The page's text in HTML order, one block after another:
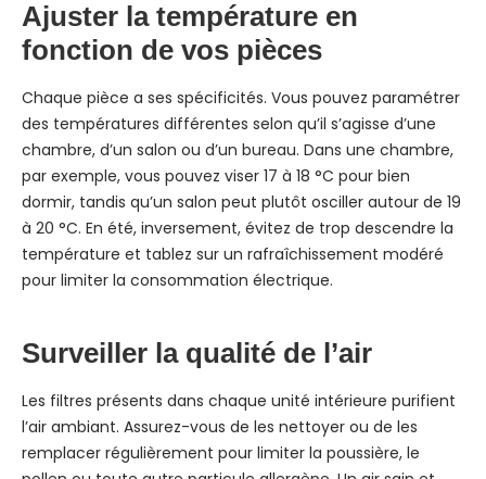
Ajuster la température en
fonction de vos pièces
Chaque pièce a ses spécificités. Vous pouvez paramétrer
des températures différentes selon qu’il s’agisse d’une
chambre, d’un salon ou d’un bureau. Dans une chambre,
par exemple, vous pouvez viser 17 à 18 °C pour bien
dormir, tandis qu’un salon peut plutôt osciller autour de 19
à 20 °C. En été, inversement, évitez de trop descendre la
température et tablez sur un rafraîchissement modéré
pour limiter la consommation électrique.
Surveiller la qualité de l’air
Les filtres présents dans chaque unité intérieure purifient
l’air ambiant. Assurez-vous de les nettoyer ou de les
remplacer régulièrement pour limiter la poussière, le